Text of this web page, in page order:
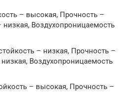
– высокая, Прочность –
Воздухопроницаемость
– низкая, Прочность –
Воздухопроницаемость
– высокая, Прочность –